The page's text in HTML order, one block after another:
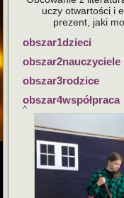
uczy otwartości i
prezent, jaki
obszar1dzieci
obszar2nauczyciele
obszar3rodzice
obszar4współpraca